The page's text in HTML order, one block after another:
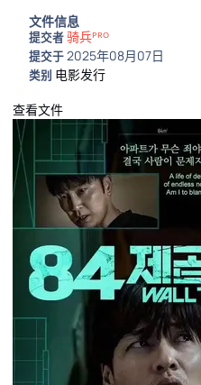
文件信息
提交者骑兵ᴾᴿᴼ
提交于2025年08月07日
类别 电影发行
查看文件